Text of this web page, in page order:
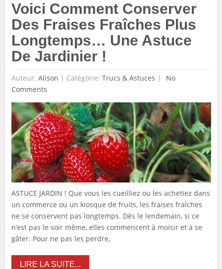
Voici Comment Conserver
Des Fraises Fraîches Plus
Longtemps… Une Astuce
De Jardinier !
Auteur: Alison | Catégorie: Trucs & Astuces
No
Comments
ASTUCE JARDIN ! Que vous les cueilliez ou les achetiez dans
un commerce ou un kiosque de fruits, les fraises fraîches
ne se conservent pas longtemps. Dès le lendemain, si ce
n’est pas le soir même, elles commencent à moisir et à se
gâter. Pour ne pas les perdre,
LIRE LA SUITE...